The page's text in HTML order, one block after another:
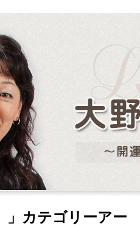
」カテゴリーアー